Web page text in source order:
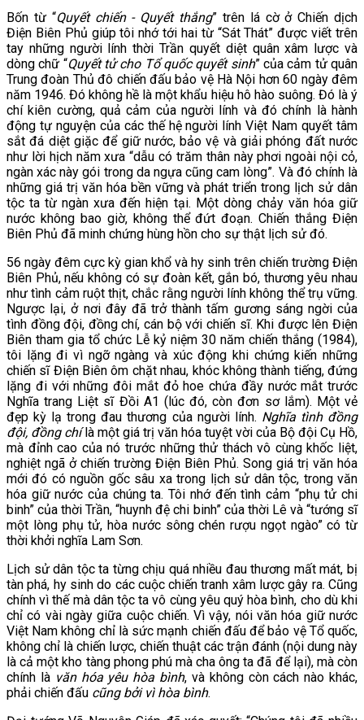
Bốn từ “Quyết chiến - Quyết thắng” trên lá cờ ở Chiến dịch
Điện Biên Phủ giúp tôi nhớ tới hai từ “Sát Thát” được viết trên
tay những người lính thời Trần quyết diệt quân xâm lược và
dòng chữ “Quyết tử cho Tổ quốc quyết sinh” của cảm tử quân
Trung đoàn Thủ đô chiến đấu bảo vệ Hà Nội hơn 60 ngày đêm
năm 1946. Đó không hề là một khẩu hiệu hô hào suông. Đó là ý
chí kiên cường, quả cảm của người lính và đó chính là hành
động tự nguyện của các thế hệ người lính Việt Nam quyết tâm
sắt đá diệt giặc để giữ nước, bảo vệ và giải phóng đất nước
như lời hịch năm xưa “dẫu có trăm thân này phơi ngoài nội cỏ,
ngàn xác này gói trong da ngựa cũng cam lòng”. Và đó chính là
những giá trị văn hóa bền vững và phát triển trong lịch sử dân
tộc ta từ ngàn xưa đến hiện tại. Một dòng chảy văn hóa giữ
nước không bao giờ, không thể đứt đoạn. Chiến thắng Điện
Biên Phủ đã minh chứng hùng hồn cho sự thật lịch sử đó.
56 ngày đêm cực kỳ gian khổ và hy sinh trên chiến trường Điện
Biên Phủ, nếu không có sự đoàn kết, gắn bó, thương yêu nhau
như tình cảm ruột thịt, chắc rằng người lính không thể trụ vững.
Ngược lại, ở nơi đây đã trở thành tấm gương sáng ngời của
tình đồng đội, đồng chí, cán bộ với chiến sĩ. Khi được lên Điện
Biên tham gia tổ chức Lễ kỷ niệm 30 năm chiến thắng (1984),
tôi lặng đi vì ngỡ ngàng và xúc động khi chứng kiến những
chiến sĩ Điện Biên ôm chặt nhau, khóc không thành tiếng, đứng
lặng đi với những đôi mắt đỏ hoe chứa đầy nước mắt trước
Nghĩa trang Liệt sĩ Đồi A1 (lúc đó, còn đơn sơ lắm). Một vẻ
đẹp kỳ lạ trong đau thương của người lính. Nghĩa tình đồng
đội, đồng chílà một giá trị văn hóa tuyệt vời của Bộ đội Cụ Hồ,
mà đỉnh cao của nó trước những thử thách vô cùng khốc liệt,
nghiệt ngã ở chiến trường Điện Biên Phủ. Song giá trị văn hóa
mới đó có nguồn gốc sâu xa trong lịch sử dân tộc, trong văn
hóa giữ nước của chúng ta. Tôi nhớ đến tình cảm “phụ tử chi
binh” của thời Trần, “huynh đệ chi binh” của thời Lê và “tướng sĩ
một lòng phụ tử, hòa nước sông chén rượu ngọt ngào” có từ
thời khởi nghĩa Lam Sơn.
Lịch sử dân tộc ta từng chịu quá nhiều đau thương mất mát, bị
tàn phá, hy sinh do các cuộc chiến tranh xâm lược gây ra. Cũng
chính vì thế mà dân tộc ta vô cùng yêu quý hòa bình, cho dù khi
chỉ có vài ngày giữa cuộc chiến. Vì vậy, nói văn hóa giữ nước
Việt Nam không chỉ là sức mạnh chiến đấu để bảo vệ Tổ quốc,
không chỉ là chiến lược, chiến thuật các trận đánh (nội dung này
là cả một kho tàng phong phú mà cha ông ta đã để lại), mà còn
chính là văn hóa yêu hòa bình, và không còn cách nào khác,
phải chiến đấu cũng bởi vì hòa bình.